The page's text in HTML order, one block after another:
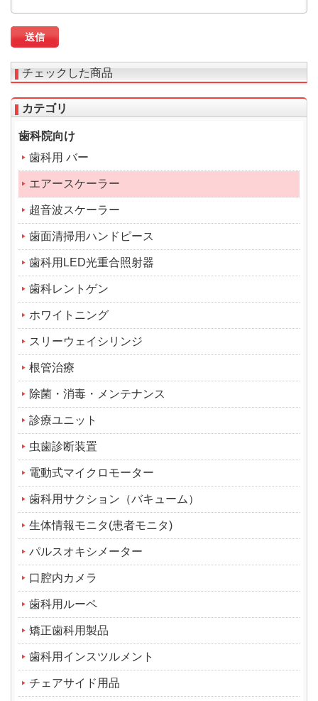
チェックした商品
カテゴリ
歯科院向け
歯科用 バー
エアースケーラー
超音波スケーラー
歯面清掃用ハンドピース
歯科用LED光重合照射器
歯科レントゲン
ホワイトニング
スリーウェイシリンジ
根管治療
除菌・消毒・メンテナンス
診療ユニット
虫歯診断装置
電動式マイクロモーター
歯科用サクション（バキューム）
生体情報モニタ(患者モニタ)
パルスオキシメーター
口腔内カメラ
歯科用ルーペ
矯正歯科用製品
歯科用インスツルメント
チェアサイド用品